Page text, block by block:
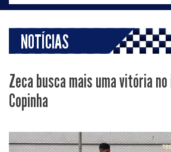
NOTÍCIAS
Zeca busca mais uma vitória
Copinha